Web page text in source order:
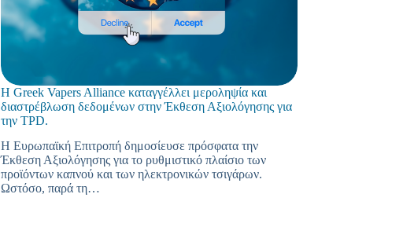
Η Greek Vapers Alliance καταγγέλλει μεροληψία και
διαστρέβλωση δεδομένων στην Έκθεση Αξιολόγησης για
την TPD.
Η Ευρωπαϊκή Επιτροπή δημοσίευσε πρόσφατα την
Έκθεση Αξιολόγησης για το ρυθμιστικό πλαίσιο των
προϊόντων καπνού και των ηλεκτρονικών τσιγάρων.
Ωστόσο, παρά τη…